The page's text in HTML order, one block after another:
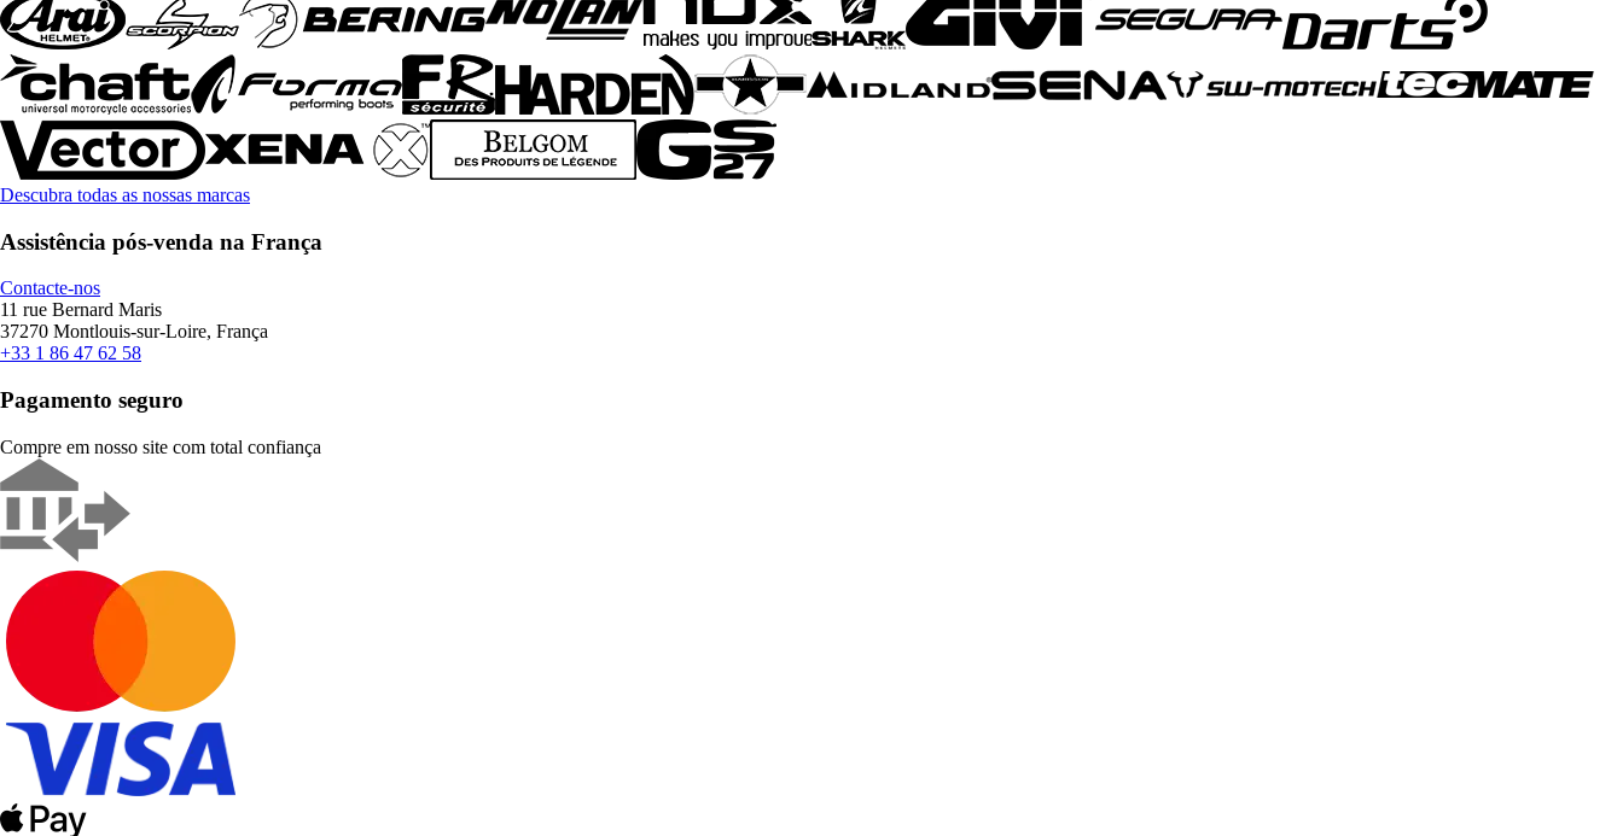
Descubra todas as nossas marcas
Assistência pós-venda na França
Contacte-nos
11 rue Bernard Maris
37270 Montlouis-sur-Loire, França
+33 1 86 47 62 58
Pagamento seguro
Compre em nosso site com total confiança